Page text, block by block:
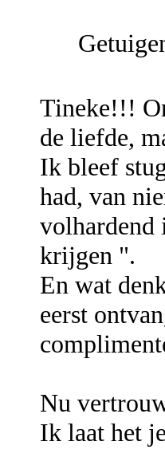
Tineke!!!
de liefde,
Ik bleef
had, van
volhardend
krijgen ".
En wat
eerst
Nu
Ik laat het